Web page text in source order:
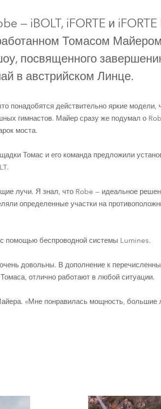
iFORTE®
— iBOLT, iFORTE и iFORTE
Томасом
посвященного
в австрийском Линце.
понадобятся действительно яркие модели,
гимнастов. Майер сразу же подумал о
моста.
Томас и его команда предложили
лучи. Я знал, что Robe — идеальное
определенные участки на
помощью беспроводной системы Lumines.
довольны. В дополнение к
отлично работают в любой ситуации.
«Мне понравилась мощность, большие